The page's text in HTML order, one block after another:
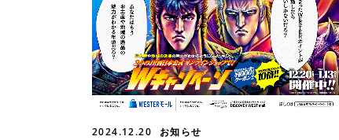
2024.12.20 お知らせ